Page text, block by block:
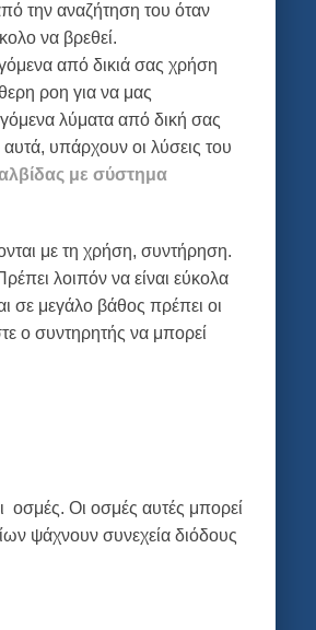
την αναζήτηση του όταν
να βρεθεί.
από δικιά σας χρήση
ροη για να μας
λύματα από δική σας
υπάρχουν οι λύσεις του
με σύστημα
με τη χρήση, συντήρηση.
λοιπόν να είναι εύκολα
σε μεγάλο βάθος πρέπει οι
ο συντηρητής να μπορεί
οσμές. Οι οσμές αυτές μπορεί
ψάχνουν συνεχεία διόδους